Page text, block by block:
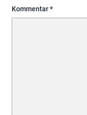
Kommentar